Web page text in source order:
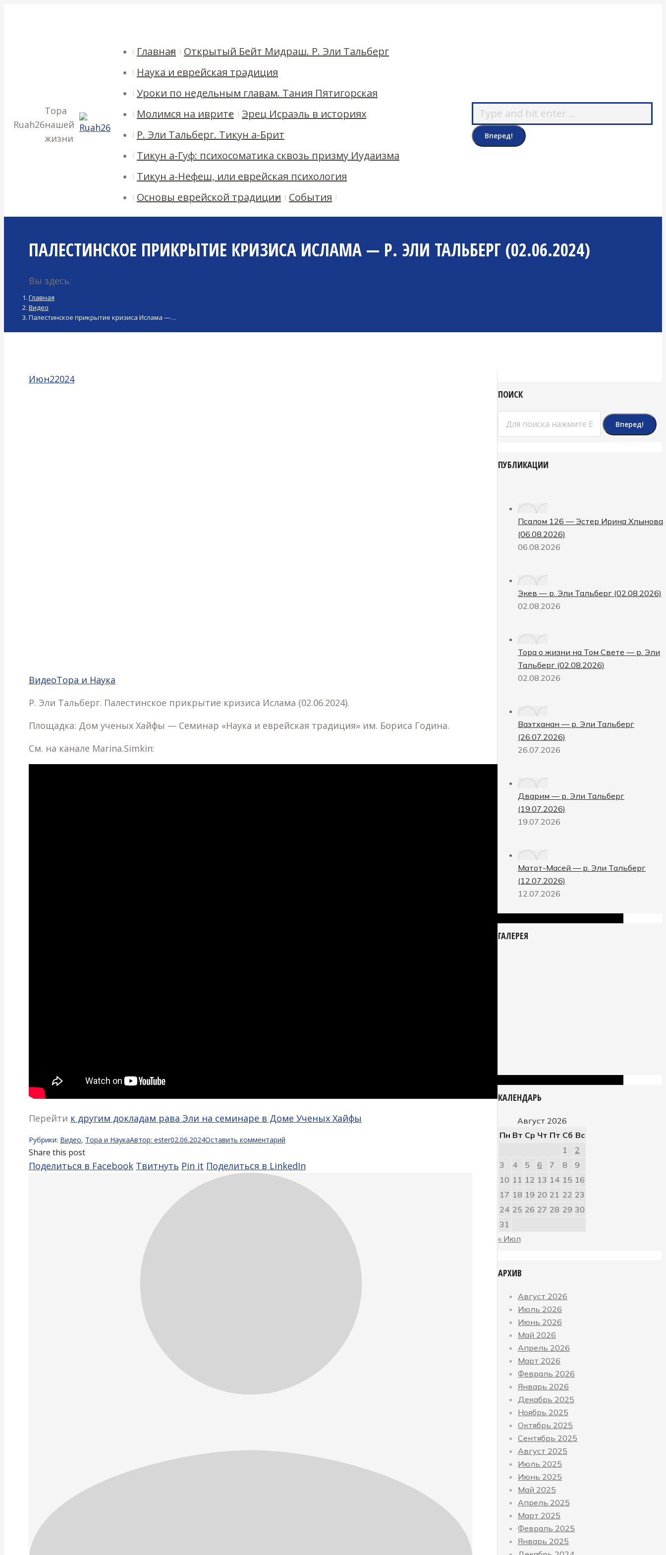
Ruah26
Тора
нашей
жизни
Главная
Открытый Бейт Мидраш. Р. Эли Тальберг
Наука и еврейская традиция
Уроки по недельным главам. Тания Пятигорская
Молимся на иврите
Эрец Исраэль в историях
Р. Эли Тальберг. Тикун а-Брит
Тикун а-Гуф: психосоматика сквозь призму Иудаизма
Тикун а-Нефеш, или еврейская психология
Основы еврейской традиции
События
Поиск:
ПАЛЕСТИНСКОЕ ПРИКРЫТИЕ КРИЗИСА ИСЛАМА — Р. ЭЛИ ТАЛЬБЕРГ (02.06.2024)
Вы здесь:
Главная
Видео
Палестинское прикрытие кризиса Ислама —…
Июн22024
ВидеоТора и Наука
Р. Эли Тальберг. Палестинское прикрытие кризиса Ислама (02.06.2024).
Площадка: Дом ученых Хайфы — Семинар «Наука и еврейская традиция» им. Бориса Година.
См. на канале Marina.Simkin:
Перейти к другим докладам рава Эли на семинаре в Доме Ученых Хайфы
Рубрики: Видео, Тора и НаукаАвтор: ester02.06.2024Оставить комментарий
Share this post
Поделиться в FacebookПоделиться
Твитнуть Поделиться
Twitter
Pin it Поделиться
в
Поделиться в LinkedIn
LinkedIn
ПОИСК
ПУБЛИКАЦИИ
Псалом 126 — Эстер Ирина Хлынова
(06.08.2026)
06.08.2026
Экев — р. Эли Тальберг (02.08.2026)
02.08.2026
Тора о жизни на Том Свете — р. Эли
Тальберг (02.08.2026)
02.08.2026
Ваэтханан — р. Эли Тальберг
(26.07.2026)
26.07.2026
Дварим — р. Эли Тальберг
(19.07.2026)
19.07.2026
Матот-Масей — р. Эли Тальберг
(12.07.2026)
12.07.2026
ГАЛЕРЕЯ
КАЛЕНДАРЬ
Август 2026
Пн Вт Ср Чт Пт Сб Вс
1
2
3
4 5 6 7 8
9
10 11 12 13 14 15 16
17 18 19 20 21 22 23
24 25 26 27 28 29 30
31
« Июл
АРХИВ
Август 2026
Июль 2026
Июнь 2026
Май 2026
Апрель 2026
Март 2026
Февраль 2026
Январь 2026
Декабрь 2025
Ноябрь 2025
Октябрь 2025
Сентябрь 2025
Август 2025
Июль 2025
Июнь 2025
Май 2025
Апрель 2025
Март 2025
Февраль 2025
Январь 2025